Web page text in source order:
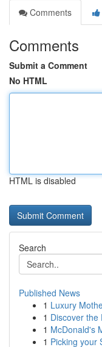
Comments
Comments
Submit a Comment
No HTML
HTML is disabled
Search
Published News
1 Luxury
1 Discover the
1 McDonald's
1 Picking your